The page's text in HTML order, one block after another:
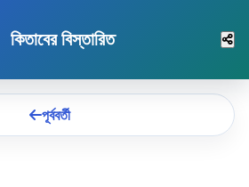
কিতাবের বিস্তারিত
পূর্ববর্তী